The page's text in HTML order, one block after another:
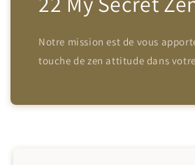
Notre mission est de vous
touche de zen attitude dans